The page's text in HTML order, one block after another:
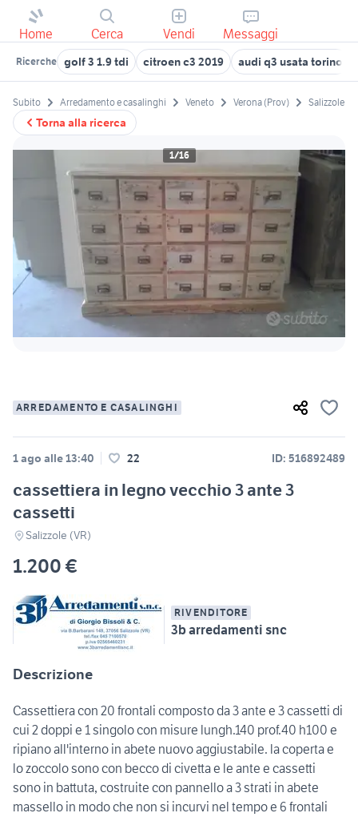
Home Cerca Vendi Messaggi
Ricerche golf 3 1.9 tdi citroen c3 2019 audi q3 usata torino
Torna alla ricerca
Subito Arredamento e casalinghi Veneto Verona (Prov) Salizzole
1/16
ARREDAMENTO E CASALINGHI
1 ago alle 13:40 22 ID: 516892489
cassettiera in legno vecchio 3 ante 3
cassetti
Salizzole (VR)
1.200 €
RIVENDITORE
3b arredamenti snc
Descrizione
Cassettiera con 20 frontali composto da 3 ante e 3 cassetti di
cui 2 doppi e 1 singolo con misure lungh.140 prof.40 h100 e
ripiano all'interno in abete nuovo aggiustabile. la coperta e
lo zoccolo sono con becco di civetta e le ante e cassetti
sono in battuta, costruite con pannello a 3 strati in abete
massello in modo che non si incurvi nel tempo e 6 frontali